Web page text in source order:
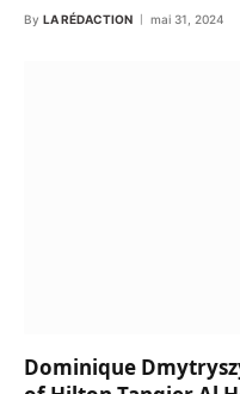
By LA RÉDACTION mai 31, 2024
Dominique